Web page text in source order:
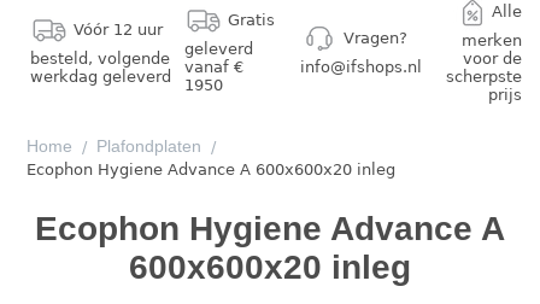
Vóór 12 uur
besteld, volgende
werkdag geleverd
Gratis
geleverd
vanaf €
1950
Vragen?
info@ifshops.nl
Alle
merken
voor de
scherpste
prijs
Home / Plafondplaten
/
Ecophon Hygiene Advance A 600x600x20 inleg
Ecophon Hygiene Advance A
600x600x20 inleg